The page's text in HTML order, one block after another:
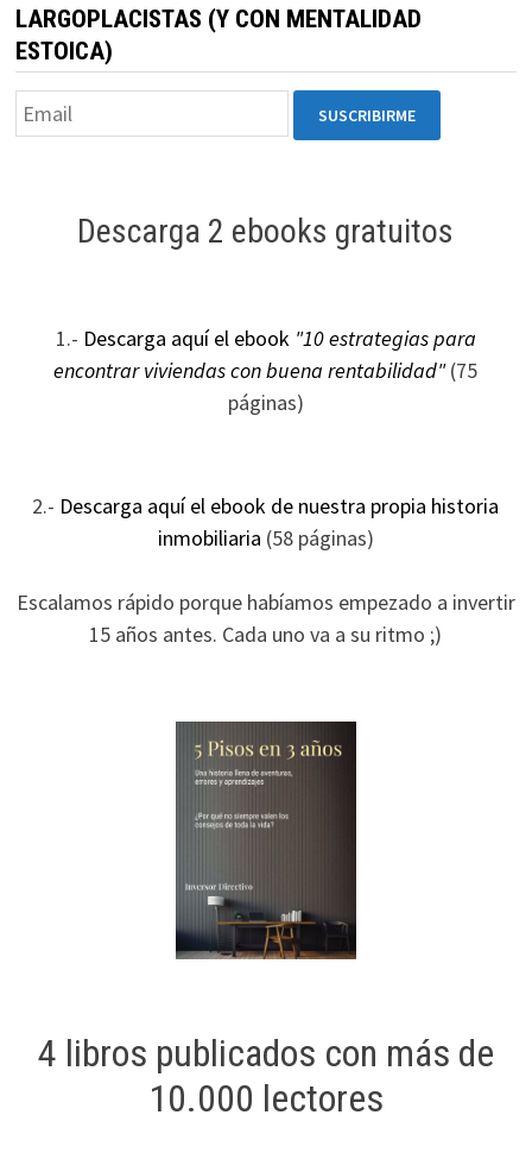
LARGOPLACISTAS (Y CON MENTALIDAD
ESTOICA)
Descarga 2 ebooks gratuitos
1.- Descarga aquí el ebook "10 estrategias para
encontrar viviendas con buena rentabilidad"(75
páginas)
2.- Descarga aquí el ebook de nuestra propia historia
inmobiliaria (58 páginas)
Escalamos rápido porque habíamos empezado a invertir
15 años antes. Cada uno va a su ritmo ;)
4 libros publicados con más de
10.000 lectores